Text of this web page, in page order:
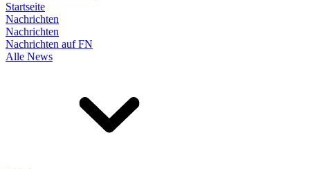
Startseite
Nachrichten
Nachrichten
Nachrichten auf FN
Alle News